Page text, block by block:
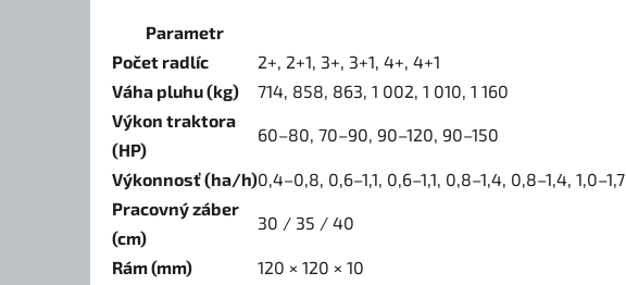
Parametr
Počet radlíc
2+, 2+1, 3+, 3+1, 4+, 4+1
Váha pluhu (kg)
714, 858, 863, 1 002, 1 010, 1 160
Výkon traktora
(HP)
60–80, 70–90, 90–120, 90–150
Výkonnosť (ha/h)0,4–0,8, 0,6–1,1, 0,6–1,1, 0,8–1,4, 0,8–1,4, 1,0–1,7
Pracovný záber
(cm)
30 / 35 / 40
Rám (mm)
120 × 120 × 10